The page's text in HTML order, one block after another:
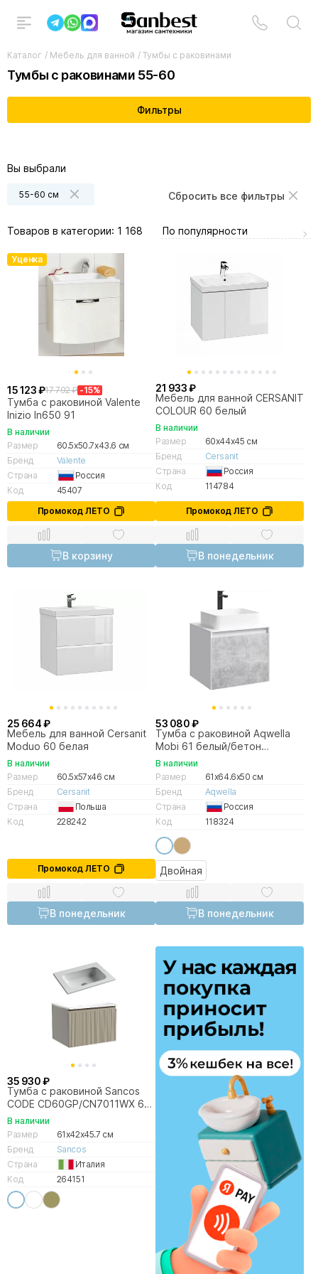
Каталог / Мебель для ванной / Тумбы с раковинами
Тумбы с раковинами 55-60
Фильтры
Вы выбрали
55-60 см Сбросить все фильтры
Товаров в категории: 1 168 По популярности
Уценка
15 123 ₽17 792 ₽ -15%
Тумба с раковиной Valente
Inizio In650 91
В наличии
Размер
60.5x50.7x43.6 см
Бренд
Valente
Страна
Россия
Код
45407
Промокод ЛЕТО
В корзину
21 933 ₽
Мебель для ванной CERSANIT
COLOUR 60 белый
В наличии
Размер
60x44x45 см
Бренд
Cersanit
Страна
Россия
Код
114784
Промокод ЛЕТО
В понедельник
25 664 ₽
Мебель для ванной Cersanit
Moduo 60 белая
В наличии
Размер
60.5x57x46 см
Бренд
Cersanit
Страна
Польша
Код
228242
Промокод ЛЕТО
В понедельник
53 080 ₽
Тумба с раковиной Aqwella
Mobi 61 белый/бетон
светлый
В наличии
Размер
61x64.6x50 см
Бренд
Aqwella
Страна
Россия
Код
118324
Двойная
В понедельник
35 930 ₽
Тумба с раковиной Sancos
CODE CD60GP/CN7011WX 60
серая платина
В наличии
Размер
61x42x45.7 см
Бренд
Sancos
Страна
Италия
Код
264151